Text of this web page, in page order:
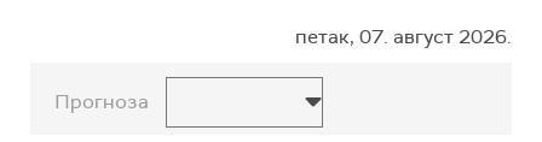
петак, 07. август 2026.
Прогноза